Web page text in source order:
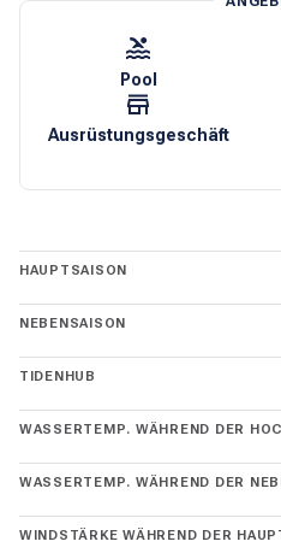
von Ägina bis zu den ruhigen,
Hydra – in jedem Hafen werden
Machen Sie in Poros Halt und
um den Sonnenuntergang zu
einem Badetag in den Buchten
Wasser.
220 Inseln, von denen allerdings
nennenswerte
sind auf jeder Insel anders.
ausgelassene Partyszene in
Mykonos, während andere die
Delos und der Apollo-Tempel
zum UNESCO-Weltkulturerbe.
Strände sowie fantastische
Pool
Ausrüstungsgeschäft
HAUPTSAISON
NEBENSAISON
TIDENHUB
WASSERTEMP. WÄHREND DER
WASSERTEMP. WÄHREND DER
WINDSTÄRKE WÄHREND DER